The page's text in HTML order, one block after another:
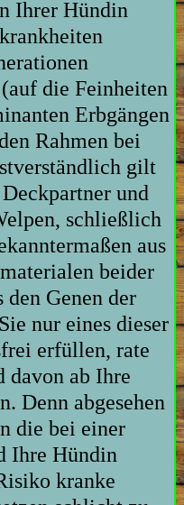
Ihrer Hündin
die Feinheiten
Erbgängen
Rahmen bei
gilt
und
schließlich
aus
beider
Genen der
nur eines dieser
erfüllen, rate
davon ab Ihre
Denn abgesehen
die bei einer
Ihre Hündin
kranke